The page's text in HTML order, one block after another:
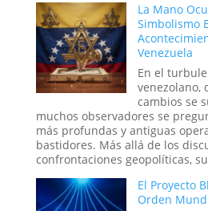
La Mano
Simbolismo
Venezuela
En el
venezolano,
cambios se
muchos observadores se
más profundas y antiguas
bastidores. Más allá de los
confrontaciones geopolíticas,
El Proyecto
Orden